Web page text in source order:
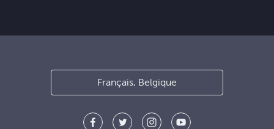
Français, Belgique